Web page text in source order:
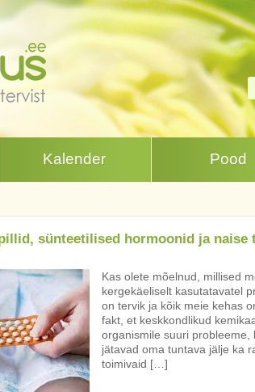
Kalender Pood
sünteetilised hormoonid ja naise
Kas olete mõelnud, millised
kergekäeliselt kasutatavatel
on tervik ja kõik meie kehas
fakt, et keskkondlikud
organismile suuri probleeme,
jätavad oma tuntava jälje ka
toimivaid […]